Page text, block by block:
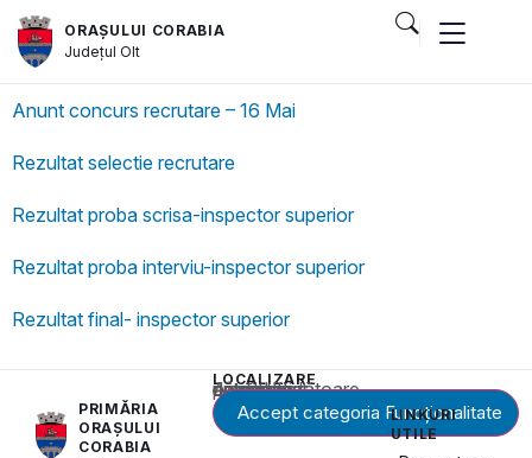
ORAȘULUI CORABIA
JudețulOlt
Anunt concurs recrutare – 16 Mai
Rezultat selectie recrutare
Rezultat proba scrisa-inspector superior
Rezultat proba interviu-inspector superior
Rezultat final- inspector superior
PRIMĂRIA
ORAȘULUI
CORABIA
LOCALIZARE
Acest conținut este blocat până când acceptați categoria corespunzătoare de cookie-uri.
Accept categoria Funcționalitate
LINKURI
UTILE